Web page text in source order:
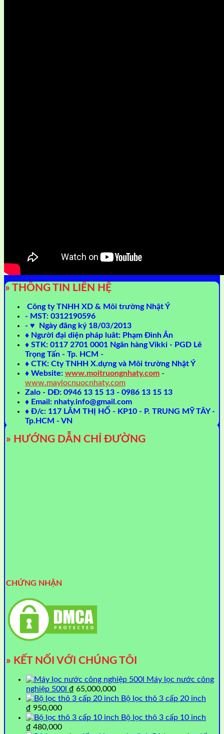
» THÔNG TIN LIÊN HỆ
Công ty TNHH XD & Môi trường Nhật Ý
- MST: 0312190596
- ♥ Ngày đăng ký 18/03/2013
♦ Người đại diện pháp luât: Phạm Đình Ân
♦ STK: 0117 2701 0001 Ngân hàng Vikki - PGD Lê
Trọng Tấn - Tp. HCM -
♦ CTK: Cty TNHH X.dựng và Môi trường Nhật Ý
♦ Website: www.moitruongnhaty.com -
www.maylocnuocnhaty.com
Zalo - DĐ: 0946 13 15 13 - 0986 13 15 13
♦ Email: nhaty.info@gmail.com
♦ Đ/c: 117 LÂM THỊ HỐ - KP10 - P. TRUNG MỸ TÂY -
Tp.HCM - VN
» HƯỚNG DẪN CHỈ ĐƯỜNG
CHỨNG NHẬN
» KẾT NỐI VỚI CHÚNG TÔI
Máy lọc nước công
nghiệp 500l ₫ 65,000,000
Bộ lọc thô 3 cấp 20 inch
₫ 950,000
Bộ lọc thô 3 cấp 10 inch
₫ 480,000